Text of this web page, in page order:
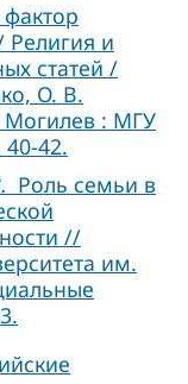
фактор
Религия и
статей /
О. В.
Могилев : МГУ
42.
Роль семьи в
//
им.